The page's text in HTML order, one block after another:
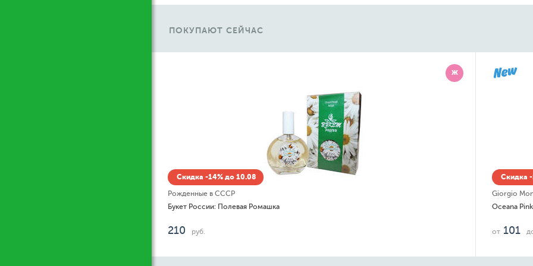
ПОКУПАЮТ СЕЙЧАС
Скидка -14% до 10.08
Букет России: Полевая Ромашка
Скидка -14% до 10.08
1 535 руб.